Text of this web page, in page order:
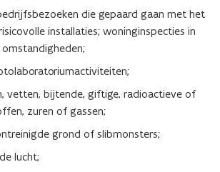
die gepaard gaan met het
installaties; woninginspecties in
vetten, bijtende, giftige, radioac­tieve of
zuren of gassen;
grond of slibmonsters;
lucht;